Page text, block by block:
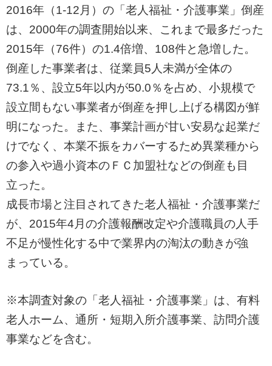
2016年（1-12月）の「老人福祉・介護事業」倒産
は、2000年の調査開始以来、これまで最多だった
2015年（76件）の1.4倍増、108件と急増した。
倒産した事業者は、従業員5人未満が全体の
73.1％、設立5年以内が50.0％を占め、小規模で
設立間もない事業者が倒産を押し上げる構図が鮮
明になった。また、事業計画が甘い安易な起業だ
けでなく、本業不振をカバーするため異業種から
の参入や過小資本のＦＣ加盟社などの倒産も目
立った。
成長市場と注目されてきた老人福祉・介護事業だ
が、2015年4月の介護報酬改定や介護職員の人手
不足が慢性化する中で業界内の淘汰の動きが強
まっている。
※本調査対象の「老人福祉・介護事業」は、有料
老人ホーム、通所・短期入所介護事業、訪問介護
事業などを含む。